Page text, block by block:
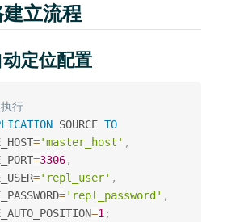
立流程
定位配置
行
SOURCE TO
='master_host' ,
=3306,
='repl_user' ,
='repl_password' ,
=1 ;